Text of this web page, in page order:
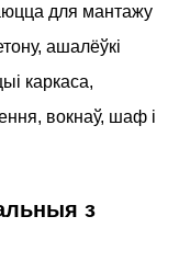
для мантажу
ашалёўкі
каркаса,
вокнаў, шаф і
з